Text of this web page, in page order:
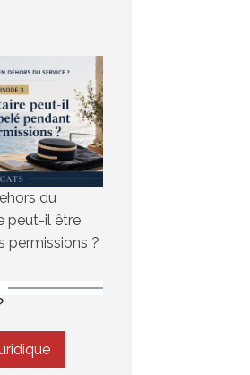
du
peut-il être
permissions ?